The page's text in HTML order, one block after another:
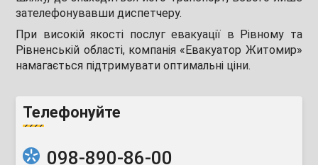
зателефонувавши диспетчеру.
При високій якості послуг евакуації в Рівному та
Рівненській області, компанія «Евакуатор Житомир»
намагається підтримувати оптимальні ціни.
Телефонуйте
098-890-86-00